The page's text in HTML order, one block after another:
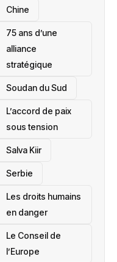
Chine
75 ans d’une
alliance
stratégique
‎Soudan du Sud
L’accord de paix
sous tension
Salva Kiir
‎Serbie
Les droits humains
en danger
‎Le Conseil de
l’Europe